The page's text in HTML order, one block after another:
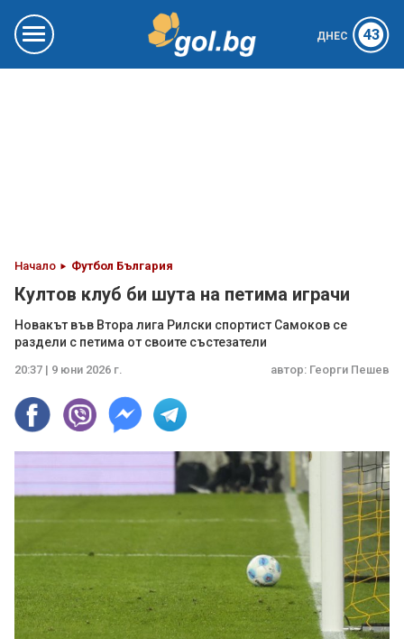
ДНЕС 43
Начало Футбол България
Култов клуб би шута на петима играчи
Новакът във Втора лига Рилски спортист Самоков се
раздели с петима от своите състезатели
20:37 | 9 юни 2026 г. автор: Георги Пешев